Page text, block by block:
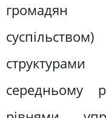
громадян
середньому